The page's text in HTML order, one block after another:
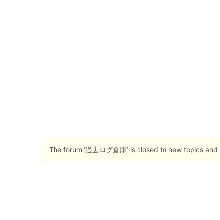
The forum ‘過去ログ倉庫’ is closed to new topics and